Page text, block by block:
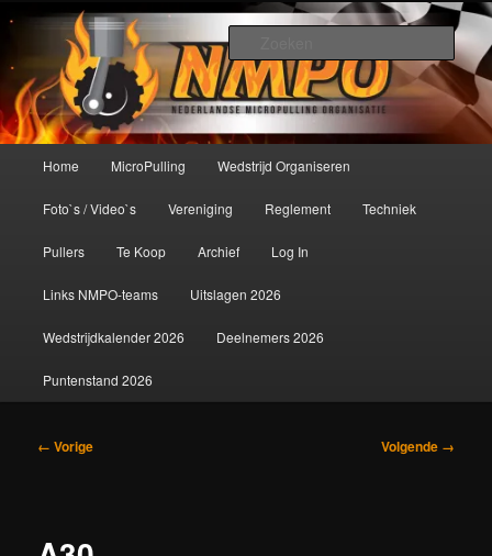
primaire
inhoudNederlandse MicroPulling
Organisatie
De meest krachtige modelbouwsport ter wereld!
Home MicroPulling Wedstrijd Organiseren
Foto`s / Video`s Vereniging Reglement Techniek
Pullers Te Koop Archief Log In
Links NMPO-teams Uitslagen 2026
Wedstrijdkalender 2026 Deelnemers 2026
Puntenstand 2026
Afbeeldingsnavigatie
← Vorige Volgende →